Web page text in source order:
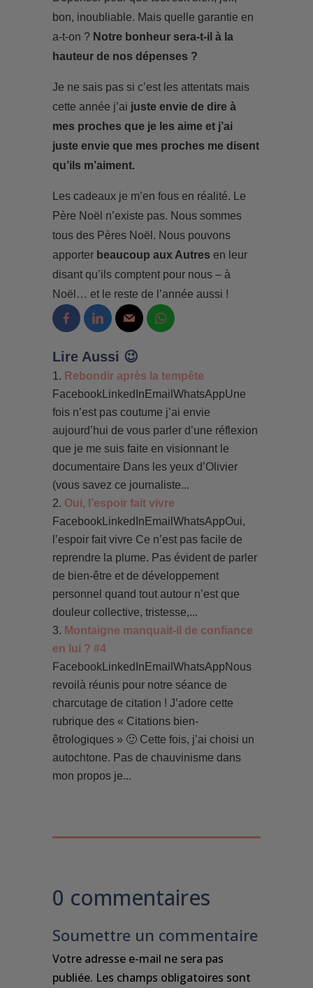
bon, inoubliable. Mais quelle garantie en
a-t-on ? Notre bonheur sera-t-il à la
hauteur de nos dépenses ?
Je ne sais pas si c’est les attentats mais
cette année j’ai juste envie de dire à
mes proches que je les aime et j’ai
juste envie que mes proches me disent
qu’ils m’aiment.
Les cadeaux je m’en fous en réalité. Le
Père Noël n’existe pas. Nous sommes
tous des Pères Noël. Nous pouvons
apporter beaucoup aux Autres en leur
disant qu’ils comptent pour nous – à
Noël… et le reste de l’année aussi !
Lire Aussi 😉
Rebondir après la tempête
FacebookLinkedInEmailWhatsAppUne
fois n’est pas coutume j’ai envie
aujourd’hui de vous parler d’une réflexion
que je me suis faite en visionnant le
documentaire Dans les yeux d’Olivier
(vous savez ce journaliste...
Oui, l’espoir fait vivre
FacebookLinkedInEmailWhatsAppOui,
l’espoir fait vivre Ce n’est pas facile de
reprendre la plume. Pas évident de parler
de bien-être et de développement
personnel quand tout autour n’est que
douleur collective, tristesse,...
Montaigne manquait-il de confiance
en lui ? #4
FacebookLinkedInEmailWhatsAppNous
revoilà réunis pour notre séance de
charcutage de citation ! J’adore cette
rubrique des « Citations bien-
êtrologiques » 🙂 Cette fois, j’ai choisi un
autochtone. Pas de chauvinisme dans
mon propos je...
0 commentaires
Soumettre un commentaire
Votre adresse e-mail ne sera pas
publiée. Les champs obligatoires sont